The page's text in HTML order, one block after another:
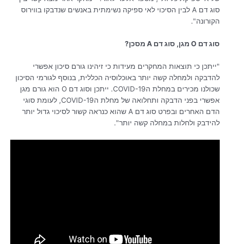
סוג דם A לבין הסיכוי לאי ספיקה נשימתית באנשים שנדבקו בווירוס
הקורונה".
סוג דם O מגן, סוג דם A מסכן?
"ייתכן כי תוצאות המחקרים מעידות כי זיהינו גורם סיכון אפשרי
להדבקה ולמחלה קשה יותר באוכלוסיה הכללית, בנוסף לגורמי הסיכון
שכולנו מכירים במחלת הCOVID-19. ייתכן וסוג דם O הוא גורם מגן
אפשרי בפני הדבקה ותחלואה של מחלת הCOVID-19, לעומת סוגי
הדם האחרים ובפרט סוג דם A שהוא כנראה קשור לסיכוי גדול יותר
להידבק ולחלות במחלה קשה יותר".